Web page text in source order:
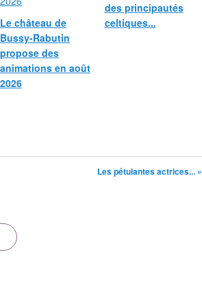
Le château de
Bussy-Rabutin
propose des
animations en août
2026
des principautés
celtiques...
Les pétulantes actrices... »